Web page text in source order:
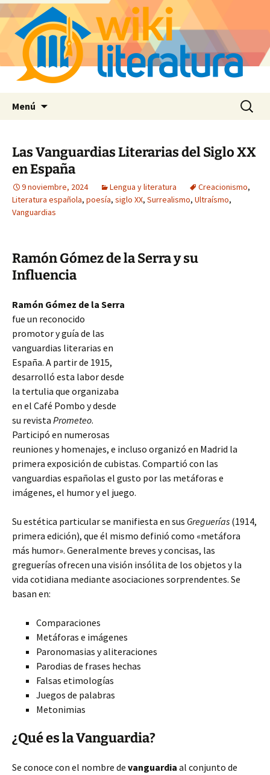
Menú Buscar:
Las Vanguardias Literarias del Siglo XX
en España
9 noviembre, 2024 Lengua y literatura Creacionismo,
Literatura española, poesía, siglo XX, Surrealismo, Ultraísmo,
Vanguardias
Ramón Gómez de la Serra y su
Influencia
Ramón Gómez de la Serra
fue un reconocido
promotor y guía de las
vanguardias literarias en
España. A partir de 1915,
desarrolló esta labor desde
la tertulia que organizaba
en el Café Pombo y desde
su revista Prometeo.
Participó en numerosas
reuniones y homenajes, e incluso organizó en Madrid la
primera exposición de cubistas. Compartió con las
vanguardias españolas el gusto por las metáforas e
imágenes, el humor y el juego.
Su estética particularse manifiesta en sus Greguerías (1914,
primera edición), que él mismo definió como «metáfora
más humor». Generalmente breves y concisas, las
greguerías ofrecen una visión insólita de los objetos y la
vida cotidiana mediante asociaciones sorprendentes. Se
basan en:
Comparaciones
Metáforas e imágenes
Paronomasias y aliteraciones
Parodias de frases hechas
Falsas etimologías
Juegos de palabras
Metonimias
¿Qué es la Vanguardia?
Se conoce con el nombre de vanguardia al conjunto de